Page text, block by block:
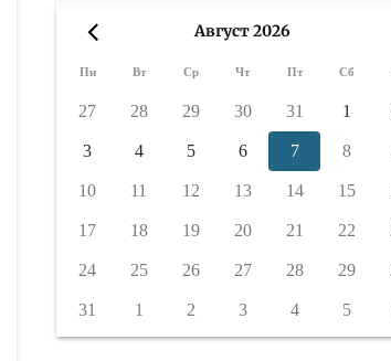
Август 2026
Пн Вт Ср Чт Пт Сб
27 28 29 30 31 1
3 4 5 6 7 8
10 11 12 13 14 15
17 18 19 20 21 22
24 25 26 27 28 29
31 1 2 3 4 5